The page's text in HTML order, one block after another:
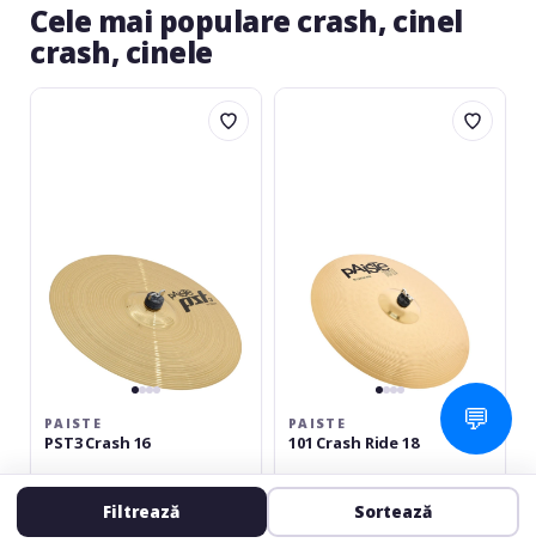
Cele mai populare crash, cinel
crash, cinele
Paiste
PAISTE
PST3 Crash 16
Crash de 16
Paiste
PAISTE
101 Crash Ride 18
Crash Ride de 18
Filtrează Sortează
💬